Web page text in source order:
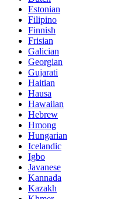
Estonian
Filipino
Finnish
Frisian
Galician
Georgian
Gujarati
Haitian
Hausa
Hawaiian
Hebrew
Hmong
Hungarian
Icelandic
Igbo
Javanese
Kannada
Kazakh